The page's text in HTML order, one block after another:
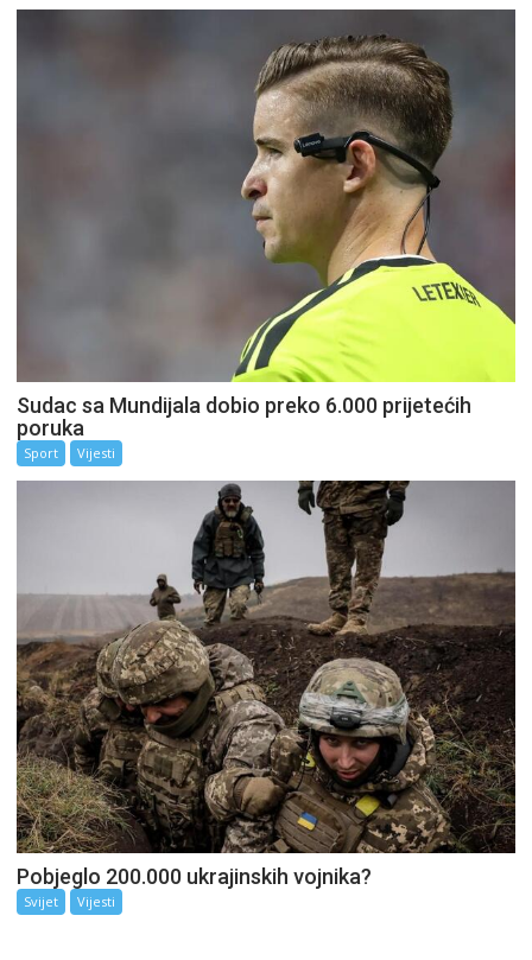
Sudac sa Mundijala dobio preko 6.000 prijetećih
poruka
Sport Vijesti
Pobjeglo 200.000 ukrajinskih vojnika?
Svijet Vijesti